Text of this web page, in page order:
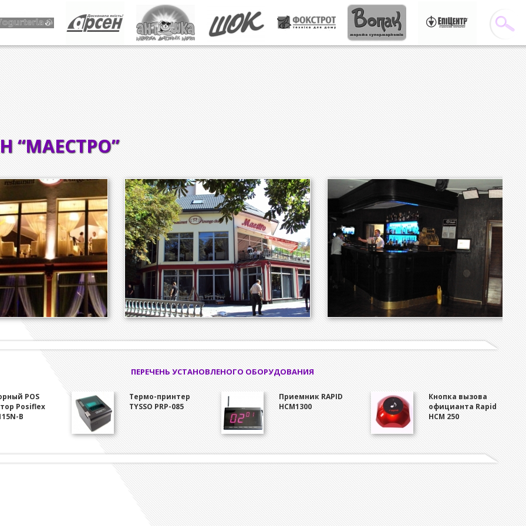
“МАЕСТРО”
ПЕРЕЧЕНЬ УСТАНОВЛЕНОГО ОБОРУДОВАНИЯ
POS
Posiflex
B
Термо-принтер
TYSSO PRP-085
Приемник RAPID
HCM1300
Кнопка вызова
официанта Rapid
HCM 250